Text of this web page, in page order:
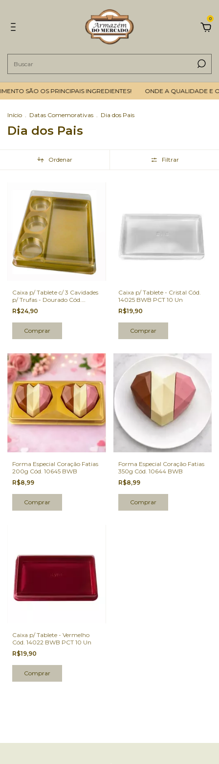
0
SÃO OS PRINCIPAIS INGREDIENTES! ONDE A QUALIDADE E O
Início . Datas Comemorativas . Dia dos Pais
Dia dos Pais
Ordenar Filtrar
Caixa p/ Tablete c/ 3 Cavidades
p/ Trufas - Dourado Cód.
14300 BWB PCT 10 Un
R$24,90
Caixa p/ Tablete - Cristal Cód.
14025 BWB PCT 10 Un
R$19,90
Forma Especial Coração Fatias
200g Cód. 10645 BWB
R$8,99
Forma Especial Coração Fatias
350g Cód. 10644 BWB
R$8,99
Caixa p/ Tablete - Vermelho
Cód. 14022 BWB PCT 10 Un
R$19,90